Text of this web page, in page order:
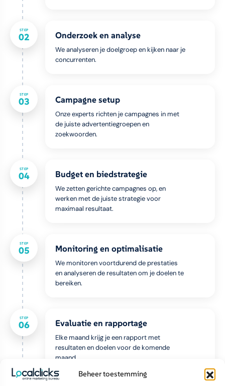
Beheer toestemming
STEP
02 Onderzoek en analyse
We analyseren je doelgroep en kijken naar je
concurrenten.
STEP
03 Campagne setup
Onze experts richten je campagnes in met
de juiste advertentiegroepen en
zoekwoorden.
STEP
04 Budget en biedstrategie
We zetten gerichte campagnes op, en
werken met de juiste strategie voor
maximaal resultaat.
STEP
05 Monitoring en optimalisatie
We monitoren voortdurend de prestaties
en analyseren de resultaten om je doelen te
bereiken.
STEP
06 Evaluatie en rapportage
Elke maand krijg je een rapport met
resultaten en doelen voor de komende
maand.